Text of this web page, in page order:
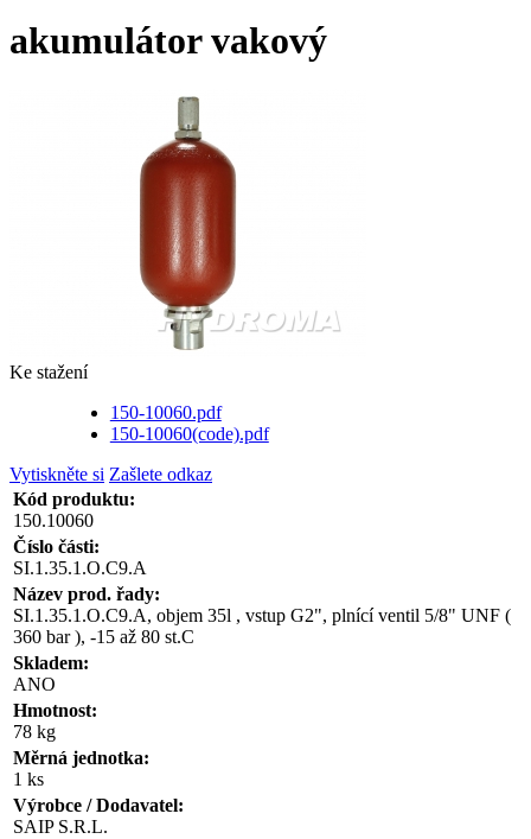
akumulátor vakový
Ke stažení
150-10060.pdf
150-10060(code).pdf
Vytiskněte si Zašlete odkaz
Kód produktu:
150.10060
Číslo části:
SI.1.35.1.O.C9.A
Název prod. řady:
SI.1.35.1.O.C9.A, objem 35l , vstup G2", plnící ventil 5/8" UNF (
360 bar ), -15 až 80 st.C
Skladem:
ANO
Hmotnost:
78 kg
Měrná jednotka:
1 ks
Výrobce / Dodavatel:
SAIP S.R.L.